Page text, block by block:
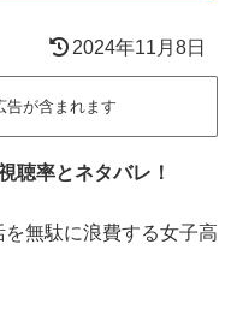
2024年11月8日
が含まれます
聴率とネタバレ！
無駄に浪費する女子高